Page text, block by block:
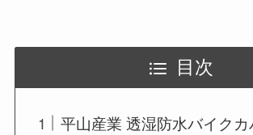
目次
平山産業 透湿防水バイクカ